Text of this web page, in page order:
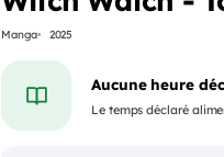
Manga 2025
Aucune heure
Le temps déclaré